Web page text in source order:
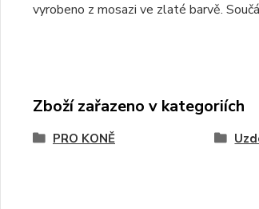
vyrobeno z mosazi ve zlaté barvě.
Zboží zařazeno v kategoriích
PRO KONĚ